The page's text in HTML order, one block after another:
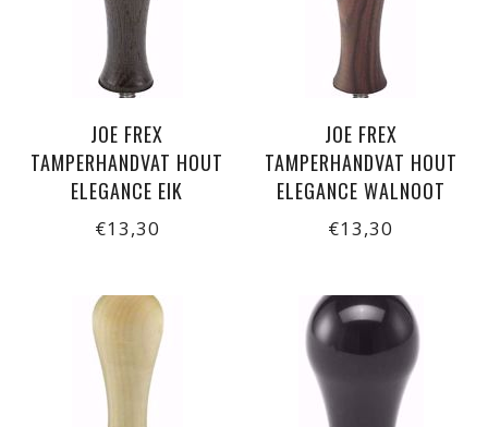
JOE FREX
TAMPERHANDVAT HOUT
ELEGANCE EIK
€13,30
JOE FREX
TAMPERHANDVAT HOUT
ELEGANCE WALNOOT
€13,30